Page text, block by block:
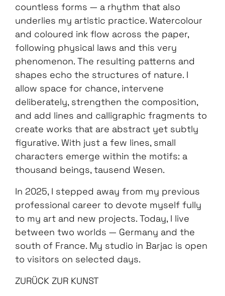
countless forms — a rhythm that also
underlies my artistic practice. Watercolour
and coloured ink flow across the paper,
following physical laws and this very
phenomenon. The resulting patterns and
shapes echo the structures of nature. I
allow space for chance, intervene
deliberately, strengthen the composition,
and add lines and calligraphic fragments to
create works that are abstract yet subtly
figurative. With just a few lines, small
characters emerge within the motifs: a
thousand beings, tausend Wesen.
In 2025, I stepped away from my previous
professional career to devote myself fully
to my art and new projects. Today, I live
between two worlds — Germany and the
south of France. My studio in Barjac is open
to visitors on selected days.
ZURÜCK ZUR KUNST